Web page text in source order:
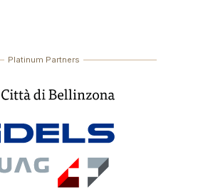
Platinum Partners